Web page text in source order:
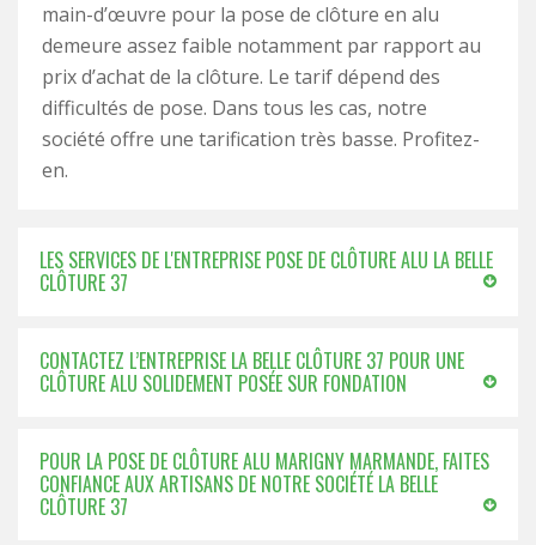
main-d’œuvre pour la pose de clôture en alu
demeure assez faible notamment par rapport au
prix d’achat de la clôture. Le tarif dépend des
difficultés de pose. Dans tous les cas, notre
société offre une tarification très basse. Profitez-
en.
LES SERVICES DE L'ENTREPRISE POSE DE CLÔTURE ALU LA BELLE
CLÔTURE 37
CONTACTEZ L’ENTREPRISE LA BELLE CLÔTURE 37 POUR UNE
CLÔTURE ALU SOLIDEMENT POSÉE SUR FONDATION
POUR LA POSE DE CLÔTURE ALU MARIGNY MARMANDE, FAITES
CONFIANCE AUX ARTISANS DE NOTRE SOCIÉTÉ LA BELLE
CLÔTURE 37